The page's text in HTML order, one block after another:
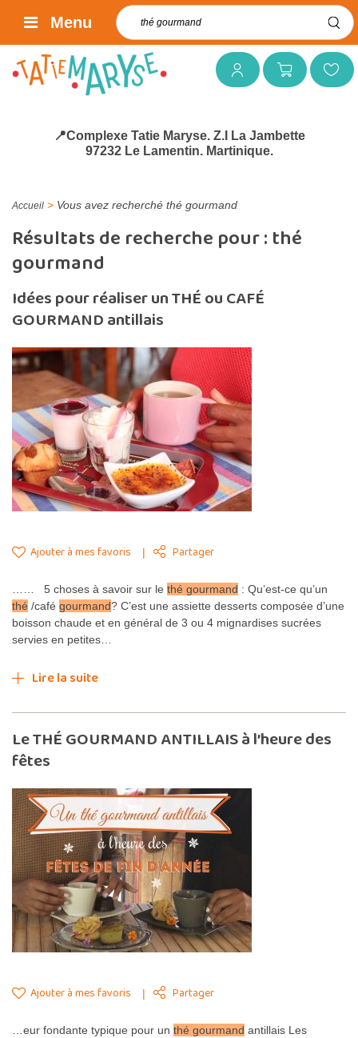
Mon compteMon panierMes favoris
Rechercher :
Menu
📍Complexe Tatie Maryse. Z.I La Jambette
97232 Le Lamentin. Martinique.
Accueil > Vous avez recherché thé gourmand
Résultats de recherche pour : thé
gourmand
Idées pour réaliser un THÉ ou CAFÉ
GOURMAND antillais
Ajouter à mes favoris Partager
…… 5 choses à savoir sur le thé gourmand : Qu’est-ce qu’un
thé /café gourmand? C’est une assiette desserts composée d’une
boisson chaude et en général de 3 ou 4 mignardises sucrées
servies en petites…
Lire la suite
Le THÉ GOURMAND ANTILLAIS à l’heure des
fêtes
Ajouter à mes favoris Partager
…eur fondante typique pour un thé gourmand antillais Les